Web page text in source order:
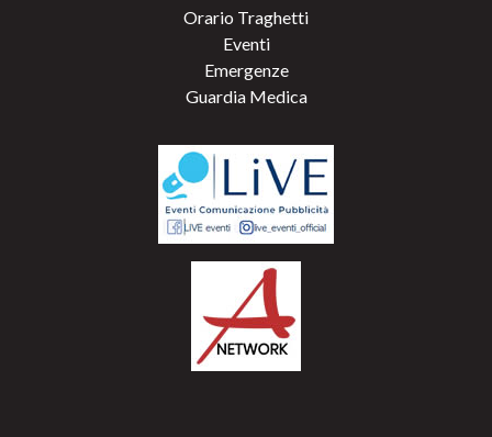
Orario Traghetti
Eventi
Emergenze
Guardia Medica